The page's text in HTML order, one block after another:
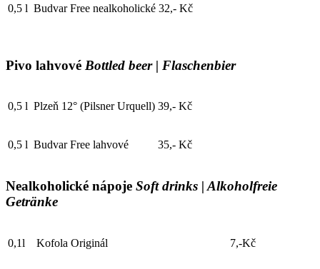
0,5 l Budvar Free nealkoholické 32,- Kč
Pivo lahvové Bottled beer | Flaschenbier
0,5 l Plzeň 12° (Pilsner Urquell) 39,- Kč
0,5 l Budvar Free lahvové 35,- Kč
Nealkoholické nápoje Soft drinks | Alkoholfreie
Getränke
0,1l Kofola Originál 7,-Kč